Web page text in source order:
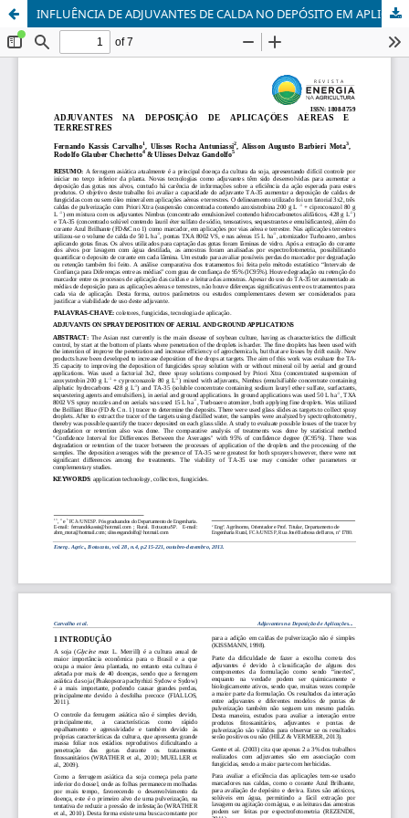
INFLUÊNCIA DE ADJUVANTES DE CALDA NO DEPÓSITO EM APLICAÇÕES AÉREAS E TERRESTRES